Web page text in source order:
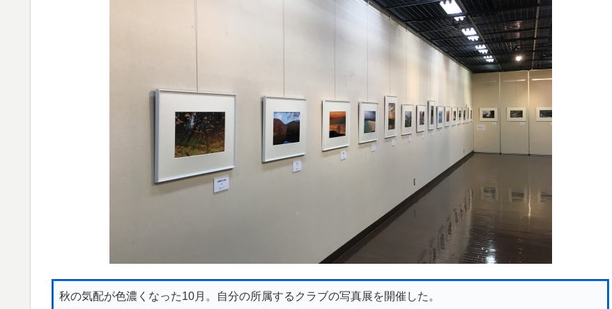
秋の気配が色濃くなった10月。自分の所属するクラブの写真展を開催した。